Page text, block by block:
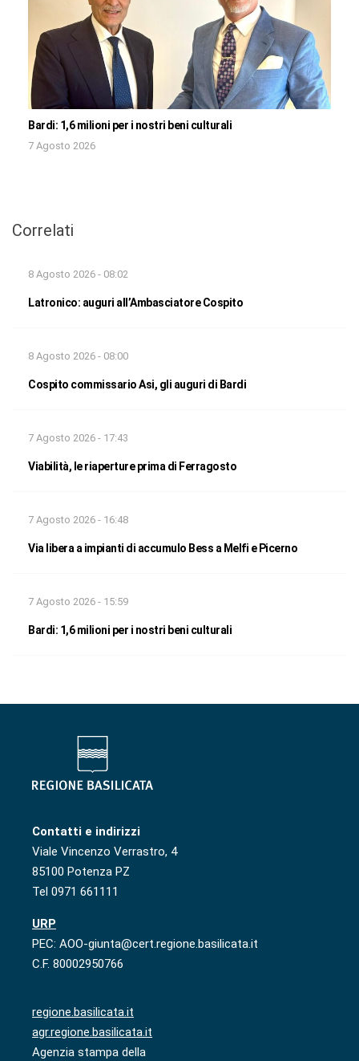
Bardi: 1,6 milioni per i nostri beni culturali
7 Agosto 2026
Correlati
8 Agosto 2026 - 08:02
Latronico: auguri all’Ambasciatore Cospito
8 Agosto 2026 - 08:00
Cospito commissario Asi, gli auguri di Bardi
7 Agosto 2026 - 17:43
Viabilità, le riaperture prima di Ferragosto
7 Agosto 2026 - 16:48
Via libera a impianti di accumulo Bess a Melfi e Picerno
7 Agosto 2026 - 15:59
Bardi: 1,6 milioni per i nostri beni culturali
Contatti e indirizzi
Viale Vincenzo Verrastro, 4
85100 Potenza PZ
Tel 0971 661111
URP
PEC: AOO-giunta@cert.regione.basilicata.it
C.F. 80002950766
regione.basilicata.it
agr.regione.basilicata.it
Agenzia stampa della